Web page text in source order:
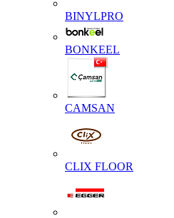
BINYLPRO
BONKEEL
CAMSAN
CLIX FLOOR